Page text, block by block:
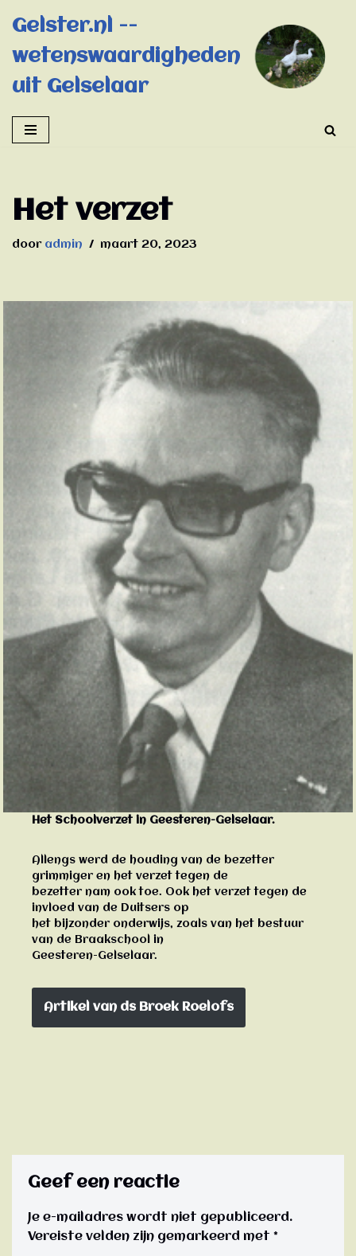
naar
de
Gelster.nl --
wetenswaardigheden
uit Gelselaar
Het verzet
door admin maart 20, 2023
Het Schoolverzet in Geesteren-Gelselaar.
Allengs werd de houding van de bezetter
grimmiger en het verzet tegen de
bezetter nam ook toe. Ook het verzet tegen de
invloed van de Duitsers op
het bijzonder onderwijs, zoals van het bestuur
van de Braakschool in
Geesteren-Gelselaar.
Artikel van ds Broek Roelofs
Geef een reactie
Je e-mailadres wordt niet gepubliceerd.
Vereiste velden zijn gemarkeerd met *